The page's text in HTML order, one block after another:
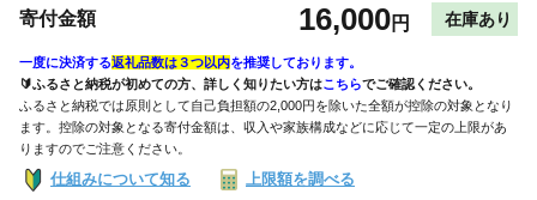
寄付金額 16,000円 在庫あり
一度に決済する返礼品数は３つ以内を推奨しております。
🔰ふるさと納税が初めての方、詳しく知りたい方はこちらでご確認ください。
ふるさと納税では原則として自己負担額の2,000円を除いた全額が控除の対象となり
ます。控除の対象となる寄付金額は、収入や家族構成などに応じて一定の上限があ
りますのでご注意ください。
仕組みについて知る 上限額を調べる